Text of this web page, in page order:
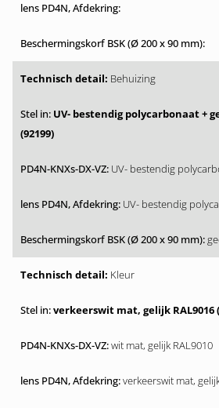
Behuizing
UV- bestendig polycarbonaat +
(92199)
UV- bestendig
UV- bestendig
Kleur
verkeerswit mat, gelijk RAL9016
wit mat, gelijk RAL9010
verkeerswit mat,